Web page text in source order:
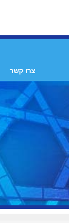
צרו קשר